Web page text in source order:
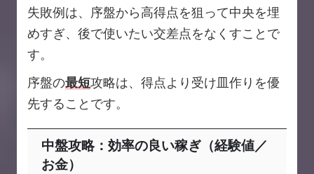
失敗例は、序盤から高得点を狙って中央を埋
めすぎ、後で使いたい交差点をなくすことで
す。
序盤の最短攻略は、得点より受け皿作りを優
先することです。
中盤攻略：効率の良い稼ぎ（経験値／
お金）